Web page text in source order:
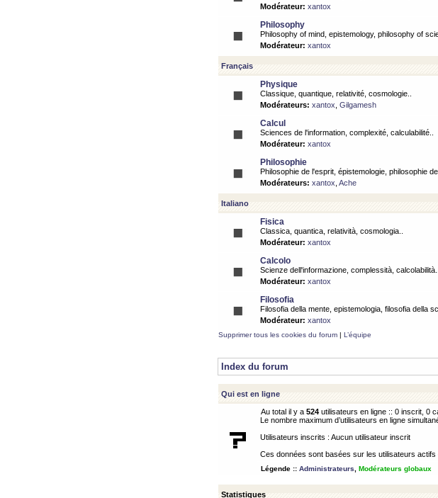
Modérateur: xantox
Philosophy
Philosophy of mind, epistemology, philosophy of
Modérateur: xantox
Français
Physique
Classique, quantique, relativité, cosmologie..
Modérateurs: xantox Gilgamesh
Calcul
Sciences de l'information, complexité, calculabilité..
Modérateur: xantox
Philosophie
Philosophie de l'esprit, épistemologie, philosophie
Modérateurs: xantox Ache
Italiano
Fisica
Classica, quantica, relatività, cosmologia..
Modérateur: xantox
Calcolo
Scienze dell'informazione, complessità, calcolabilità..
Modérateur: xantox
Filosofia
Filosofia della mente, epistemologia, filosofia della
Modérateur: xantox
Supprimer tous les cookies du forum | L’équipe
Index du forum
Qui est en ligne
Au total il y a 524 utilisateurs en ligne :: 0 inscrit, 0
Le nombre maximum d’utilisateurs en ligne
Utilisateurs inscrits : Aucun utilisateur inscrit
Ces données sont basées sur les utilisateurs
Légende :: Administrateurs Modérateurs globaux
Statistiques